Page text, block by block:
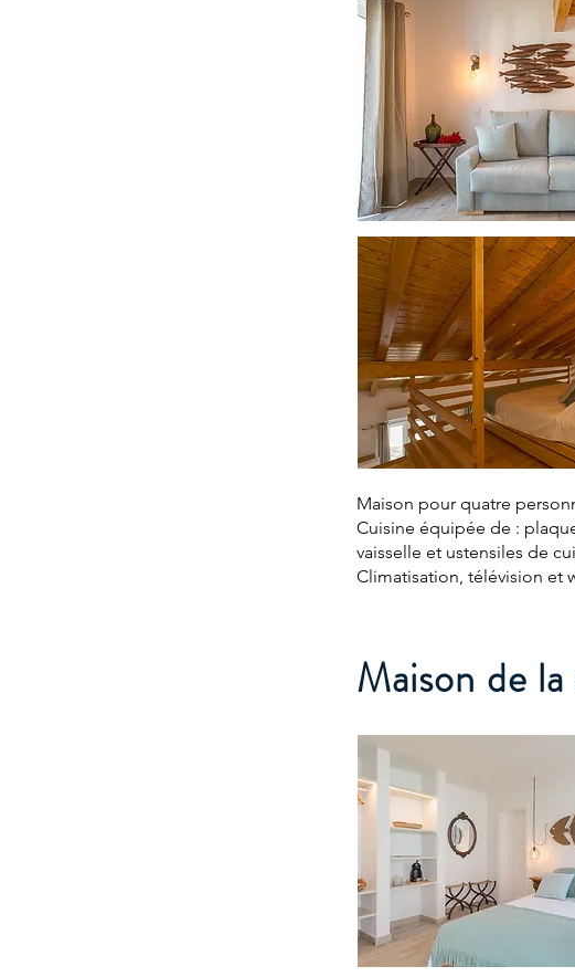
Maison pour quatre
Cuisine équipée de :
vaisselle et ustensiles de
Climatisation, télévision et
Maison de